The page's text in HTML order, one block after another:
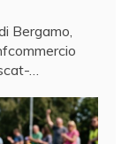
Bergamo,
…